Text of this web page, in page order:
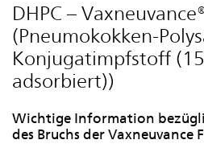
DHPC –
(Pneumokokken-
Konjugatimpfstoff
adsorbiert))
Wichtige Information
des Bruchs der Vaxneuvance